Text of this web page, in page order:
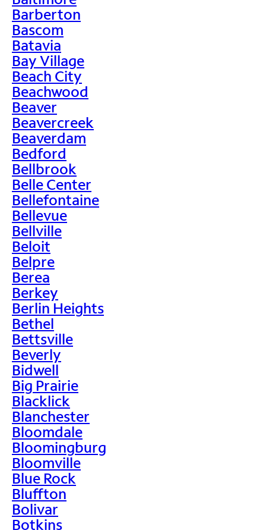
Barberton
Bascom
Batavia
Bay Village
Beach City
Beachwood
Beaver
Beavercreek
Beaverdam
Bedford
Bellbrook
Belle Center
Bellefontaine
Bellevue
Bellville
Beloit
Belpre
Berea
Berkey
Berlin Heights
Bethel
Bettsville
Beverly
Bidwell
Big Prairie
Blacklick
Blanchester
Bloomdale
Bloomingburg
Bloomville
Blue Rock
Bluffton
Bolivar
Botkins